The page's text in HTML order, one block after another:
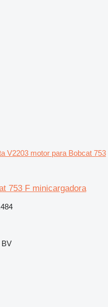
V2203 motor para Bobcat 753
753 F minicargadora
BV